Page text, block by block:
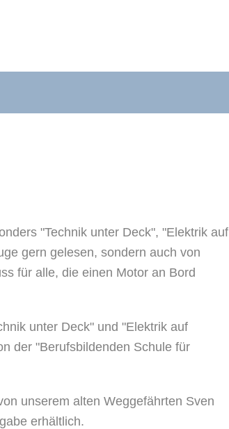
"Technik unter Deck", "Elektrik auf
gern gelesen, sondern auch von
für alle, die einen Motor an Bord
unter Deck" und "Elektrik auf
der "Berufsbildenden Schule für
unserem alten Weggefährten Sven
erhältlich.